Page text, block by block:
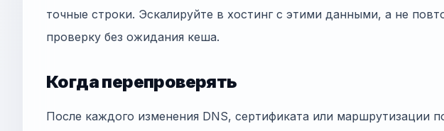
точные строки. Эскалируйте в хостинг с этими данными, а не
проверку без ожидания кеша.
Когда перепроверять
После каждого изменения DNS, сертификата или маршрутизации